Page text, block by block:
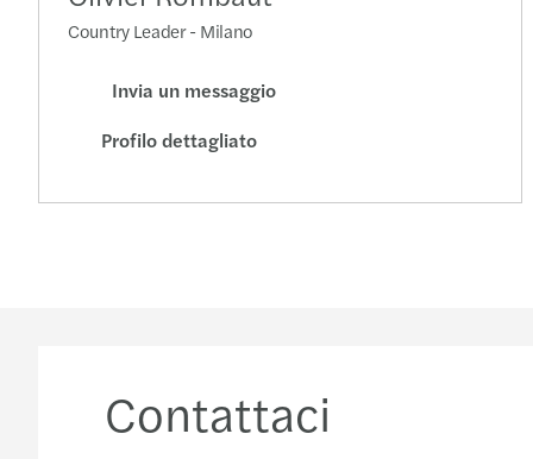
Country Leader - Milano
Invia un messaggio
Profilo dettagliato
Contattaci